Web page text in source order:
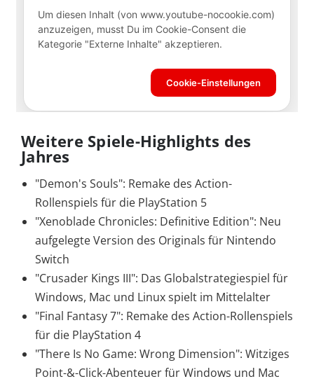
Weitere Spiele-Highlights des
Jahres
"Demon's Souls": Remake des Action-
Rollenspiels für die PlayStation 5
"Xenoblade Chronicles: Definitive Edition": Neu
aufgelegte Version des Originals für Nintendo
Switch
"Crusader Kings III": Das Globalstrategiespiel für
Windows, Mac und Linux spielt im Mittelalter
"Final Fantasy 7": Remake des Action-Rollenspiels
für die PlayStation 4
"There Is No Game: Wrong Dimension": Witziges
Point-&-Click-Abenteuer für Windows und Mac